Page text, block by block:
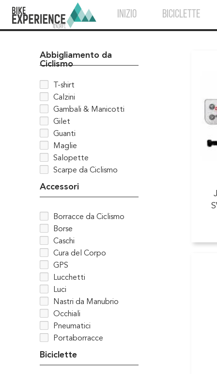
INIZIO BICICLETTE
Abbigliamento da
Ciclismo
T-shirt
Calzini
Gambali & Manicotti
Gilet
Guanti
Maglie
Salopette
Scarpe da Ciclismo
Accessori
Borracce da Ciclismo
Borse
Caschi
Cura del Corpo
GPS
Lucchetti
Luci
Nastri da Manubrio
Occhiali
Pneumatici
Portaborracce
Biciclette